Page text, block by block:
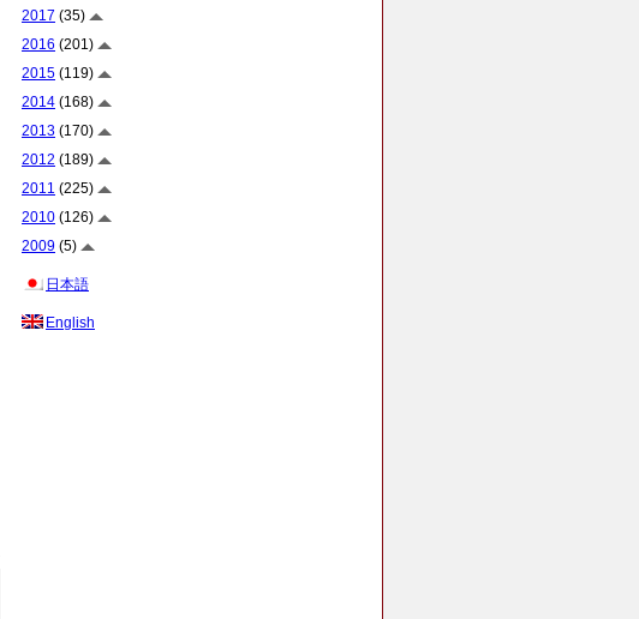
2017 (35)
2016 (201)
2015 (119)
2014 (168)
2013 (170)
2012 (189)
2011 (225)
2010 (126)
2009 (5)
日本語
English